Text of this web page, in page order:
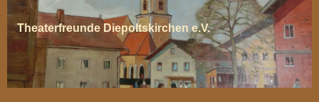
Theaterfreunde Diepoltskirchen e.V.